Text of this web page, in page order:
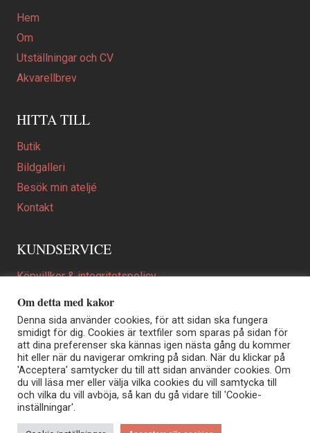
Hem
Om
Utställningar och CV
Akvarellbrev
HITTA TILL
Butik
Bildgalleri
Besök min ateljé
Kontakt
KUNDSERVICE
Köpvillkor & integritetspolicy
Att beställa ett personligt utformat konstverk
En personligare gåva
FAQ
Elisabeth Biström | Akvarellkonstnär | Norrtälje
Sjöängstorpet AB, org.nr 556373-5447
Om detta med kakor
Denna sida använder cookies, för att sidan ska fungera
smidigt för dig. Cookies är textfiler som sparas på sidan för
att dina preferenser ska kännas igen nästa gång du kommer
hit eller när du navigerar omkring på sidan. När du klickar på
'Acceptera' samtycker du till att sidan använder cookies. Om
du vill läsa mer eller välja vilka cookies du vill samtycka till
och vilka du vill avböja, så kan du gå vidare till 'Cookie-
inställningar'.